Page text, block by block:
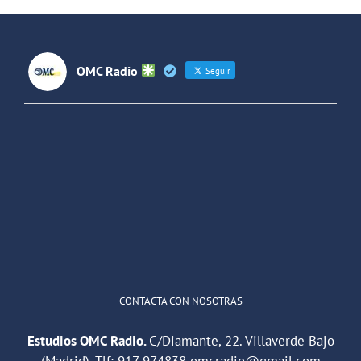
OMC Radio Seguir
CONTACTA CON NOSOTRAS
Estudios OMC Radio.C/Diamante, 22. Villaverde Bajo